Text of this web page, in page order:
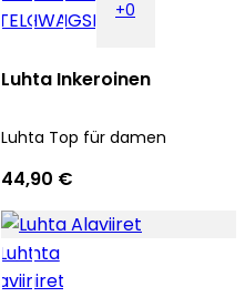
+0
Luhta Inkeroinen
Luhta Top für damen
44,90 €